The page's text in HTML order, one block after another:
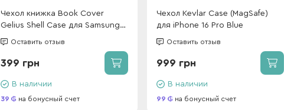
Чехол книжка Book Cover
Gelius Shell Case для Samsung
A075 (A07) Blue
Оставить отзыв
399 грн
В наличии
39 на бонусный счет
Чехол Kevlar Case (MagSafe)
для iPhone 16 Pro Blue
Оставить отзыв
999 грн
В наличии
99 на бонусный счет